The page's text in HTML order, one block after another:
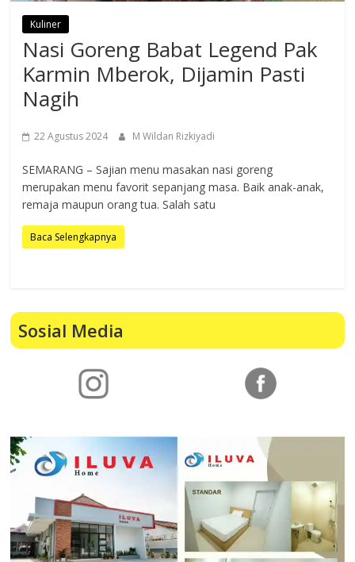
Kuliner
Nasi Goreng Babat Legend Pak
Karmin Mberok, Dijamin Pasti
Nagih
22 Agustus 2024 M Wildan Rizkiyadi
SEMARANG – Sajian menu masakan nasi goreng
merupakan menu favorit sepanjang masa. Baik anak-anak,
remaja maupun orang tua. Salah satu
Baca Selengkapnya
Sosial Media